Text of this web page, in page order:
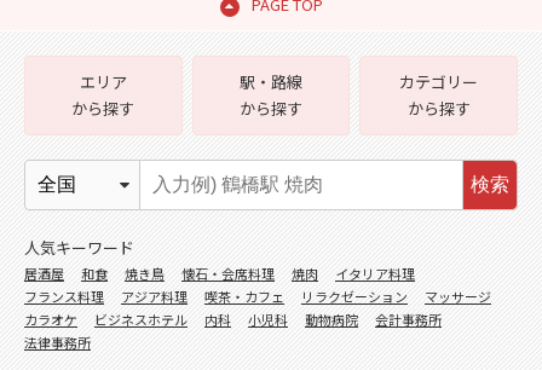
PAGE TOP
エリア
から探す
駅・路線
から探す
カテゴリー
から探す
検索
人気キーワード
居酒屋 和食 焼き鳥 懐石・会席料理 焼肉
イタリア料理
フランス料理
アジア料理 喫茶・カフェ リラクゼーション
マッサージ
カラオケ
ビジネスホテル 内科 小児科 動物病院
会計事務所
法律事務所